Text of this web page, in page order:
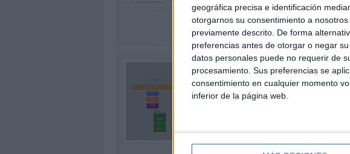
geográfica precisa e identificación
otorgarnos su consentimiento a
previamente descrito. De forma
preferencias antes de otorgar o negar su
datos personales puede no requerir de
procesamiento. Sus preferencias se
consentimiento en cualquier momento
inferior de la página web.
SEGUIR LEYENDO
Guía rapida del
mapa conceptual y
Publicado el 22 noviembre,
Fantásticos materiales del